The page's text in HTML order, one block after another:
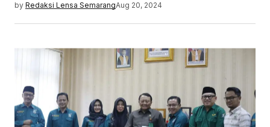
by Redaksi Lensa SemarangAug 20, 2024